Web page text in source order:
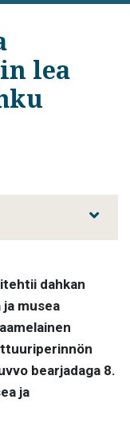
lea
dahkan
musea
bearjadaga 8.
ja